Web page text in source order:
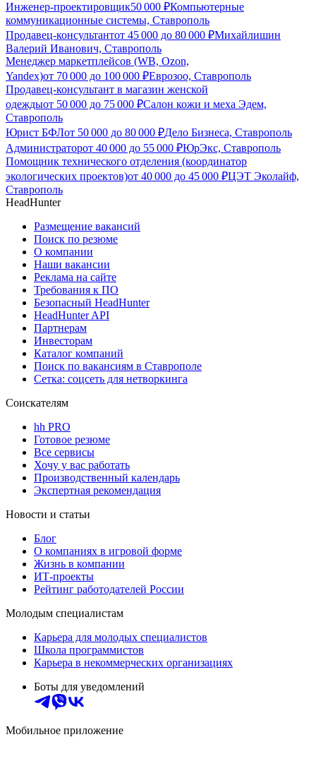
Инженер-проектировщик50 000 ₽Компьютерные
коммуникационные системы, Ставрополь
Продавец-консультантот 45 000 до 80 000 ₽Михайлишин
Валерий Иванович, Ставрополь
Менеджер маркетплейсов (WB, Ozon,
Yandex)от 70 000 до 100 000 ₽Еврозоо, Ставрополь
Продавец-консультант в магазин женской
одеждыот 50 000 до 75 000 ₽Салон кожи и меха Эдем,
Ставрополь
Юрист БФЛот 50 000 до 80 000 ₽Дело Бизнеса, Ставрополь
Администраторот 40 000 до 55 000 ₽ЮрЭкс, Ставрополь
Помощник технического отделения (координатор
экологических проектов)от 40 000 до 45 000 ₽ЦЭТ Эколайф,
Ставрополь
HeadHunter
Размещение вакансий
Поиск по резюме
О компании
Наши вакансии
Реклама на сайте
Требования к ПО
Безопасный HeadHunter
HeadHunter API
Партнерам
Инвесторам
Каталог компаний
Поиск по вакансиям в Ставрополе
Сетка: соцсеть для нетворкинга
Соискателям
hh PRO
Готовое резюме
Все сервисы
Хочу у вас работать
Производственный календарь
Экспертная рекомендация
Новости и статьи
Блог
О компаниях в игровой форме
Жизнь в компании
ИТ-проекты
Рейтинг работодателей России
Молодым специалистам
Карьера для молодых специалистов
Школа программистов
Карьера в некоммерческих организациях
Боты для уведомлений
Мобильное приложение